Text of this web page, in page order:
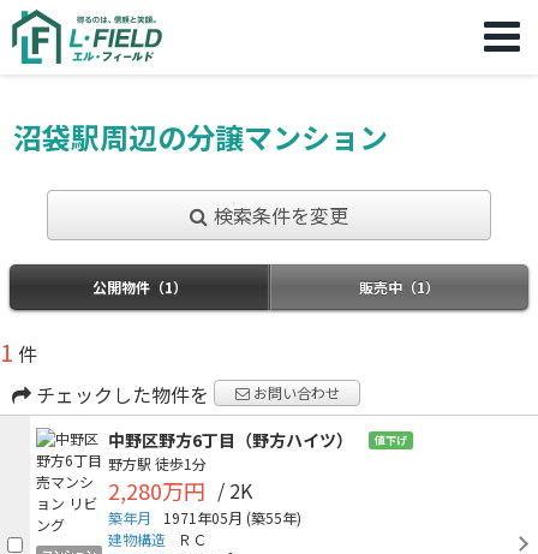
沼袋駅周辺の分譲マンション
検索条件を変更
公開物件（1） 販売中（1）
1 件
チェックした物件を
お問い合わせ
中野区野方6丁目（野方ハイツ） 値下げ
野方駅 徒歩1分
2,280万円 / 2K
築年月 1971年05月 (築55年)
建物構造
ＲＣ